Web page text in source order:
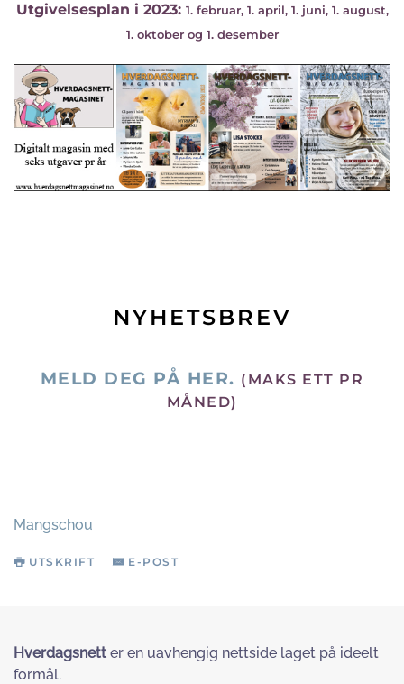
Utgivelsesplan i 2023: 1. februar, 1. april, 1. juni, 1. august,
1. oktober og 1. desember
NYHETSBREV
MELD DEG PÅ HER. (MAKS ETT PR
MÅNED)
Mangschou
UTSKRIFT E-POST
Hverdagsnett er en uavhengig nettside laget på ideelt
formål.